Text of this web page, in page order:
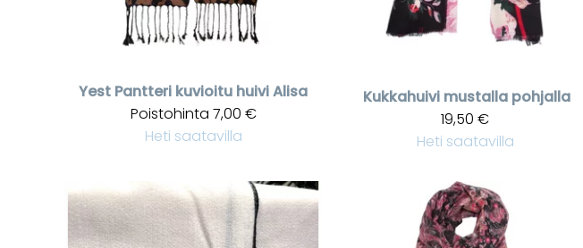
Yest Pantteri kuvioitu huivi Alisa
Poistohinta 7,00 €
Heti saatavilla
Kukkahuivi mustalla pohjalla
19,50 €
Heti saatavilla